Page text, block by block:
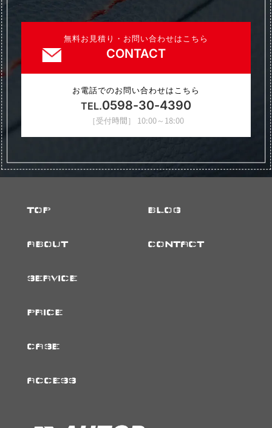
無料お見積り・お問い合わせはこちら
CONTACT
お電話でのお問い合わせはこちら
TEL.0598-30-4390
［受付時間］ 10:00～18:00
TOP
ABOUT
SERVICE
PRICE
CASE
ACCESS
BLOG
CONTACT